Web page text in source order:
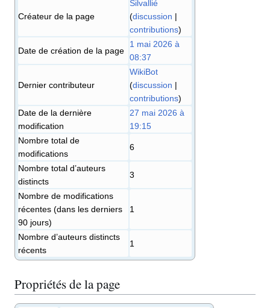
Créateur de la page
Silvallié
(discussion |
contributions)
Date de création de la page
1 mai 2026 à
08:37
Dernier contributeur
WikiBot
(discussion |
contributions)
Date de la dernière
modification
27 mai 2026 à
19:15
Nombre total de
modifications
6
Nombre total d’auteurs
distincts
3
Nombre de modifications
récentes (dans les derniers
90 jours)
1
Nombre d’auteurs distincts
récents
1
Propriétés de la page